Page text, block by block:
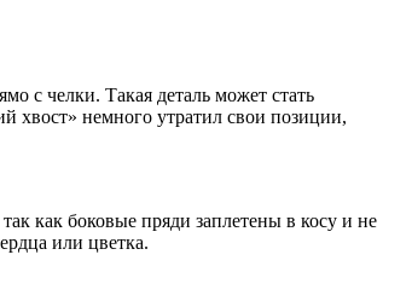
с челки. Такая деталь может стать
хвост» немного утратил свои позиции,
как боковые пряди заплетены в косу и не
или цветка.